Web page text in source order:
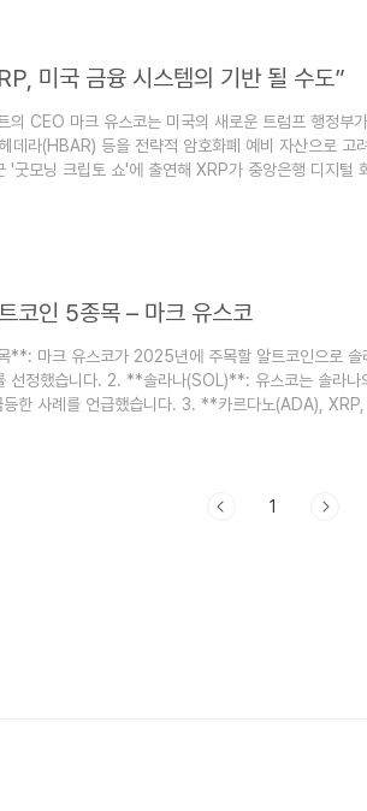
미국 금융 시스템의 기반 될 수도”
의 CEO 마크 유스코는 미국의 새로운 트럼프 행정부
데라(HBAR) 등을 전략적 암호화폐 예비 자산으로 고
'굿모닝 크립토 쇼'에 출연해 XRP가 중앙은행 디지털
자들이 트럼프 가족, 특히 에릭 트럼프와의 관계를 구
코인 5종목 – 마크 유스코
**: 마크 유스코가 2025년에 주목할 알트코인으로
선정했습니다. 2. **솔라나(SOL)**: 유스코는 솔라나
한 사례를 언급했습니다. 3. **카르다노(ADA),
습니다. 4. **도지코인(DOGE)**: 유스코는 일론 머
1